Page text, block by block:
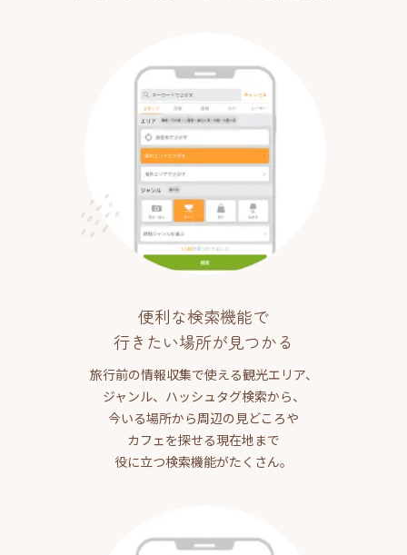
便利な検索機能で
行きたい場所が見つかる
旅行前の情報収集で使える観光エリア、
ジャンル、ハッシュタグ検索から、
今いる場所から周辺の見どころや
カフェを探せる現在地まで
役に立つ検索機能がたくさん。